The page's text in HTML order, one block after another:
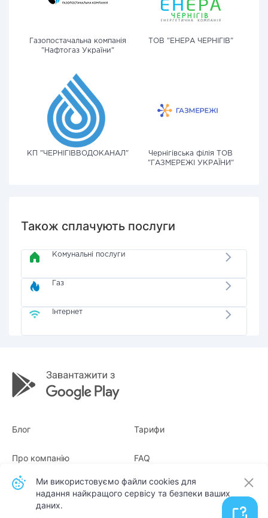
Газопостачальна компанія
"Нафтогаз України"
ТОВ "ЕНЕРА ЧЕРНІГІВ"
КП "ЧЕРНІГІВВОДОКАНАЛ"
Чернігівська філія ТОВ
"ГАЗМЕРЕЖІ УКРАЇНИ"
Також сплачують послуги
Комунальні послуги
Газ
Інтернет
Блог Тарифи
Про компанію
Квитанції
FAQ
Для бізнесу
Ми використовуємо файли cookies для
надання найкращого сервісу та безпеки ваших
даних.